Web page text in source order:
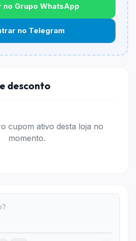
limite.
produto?
Depende de itens participantes
ou produtos especificos podem
no Grupo WhatsApp
no Telegram
desconto
cupom ativo desta loja no
momento.